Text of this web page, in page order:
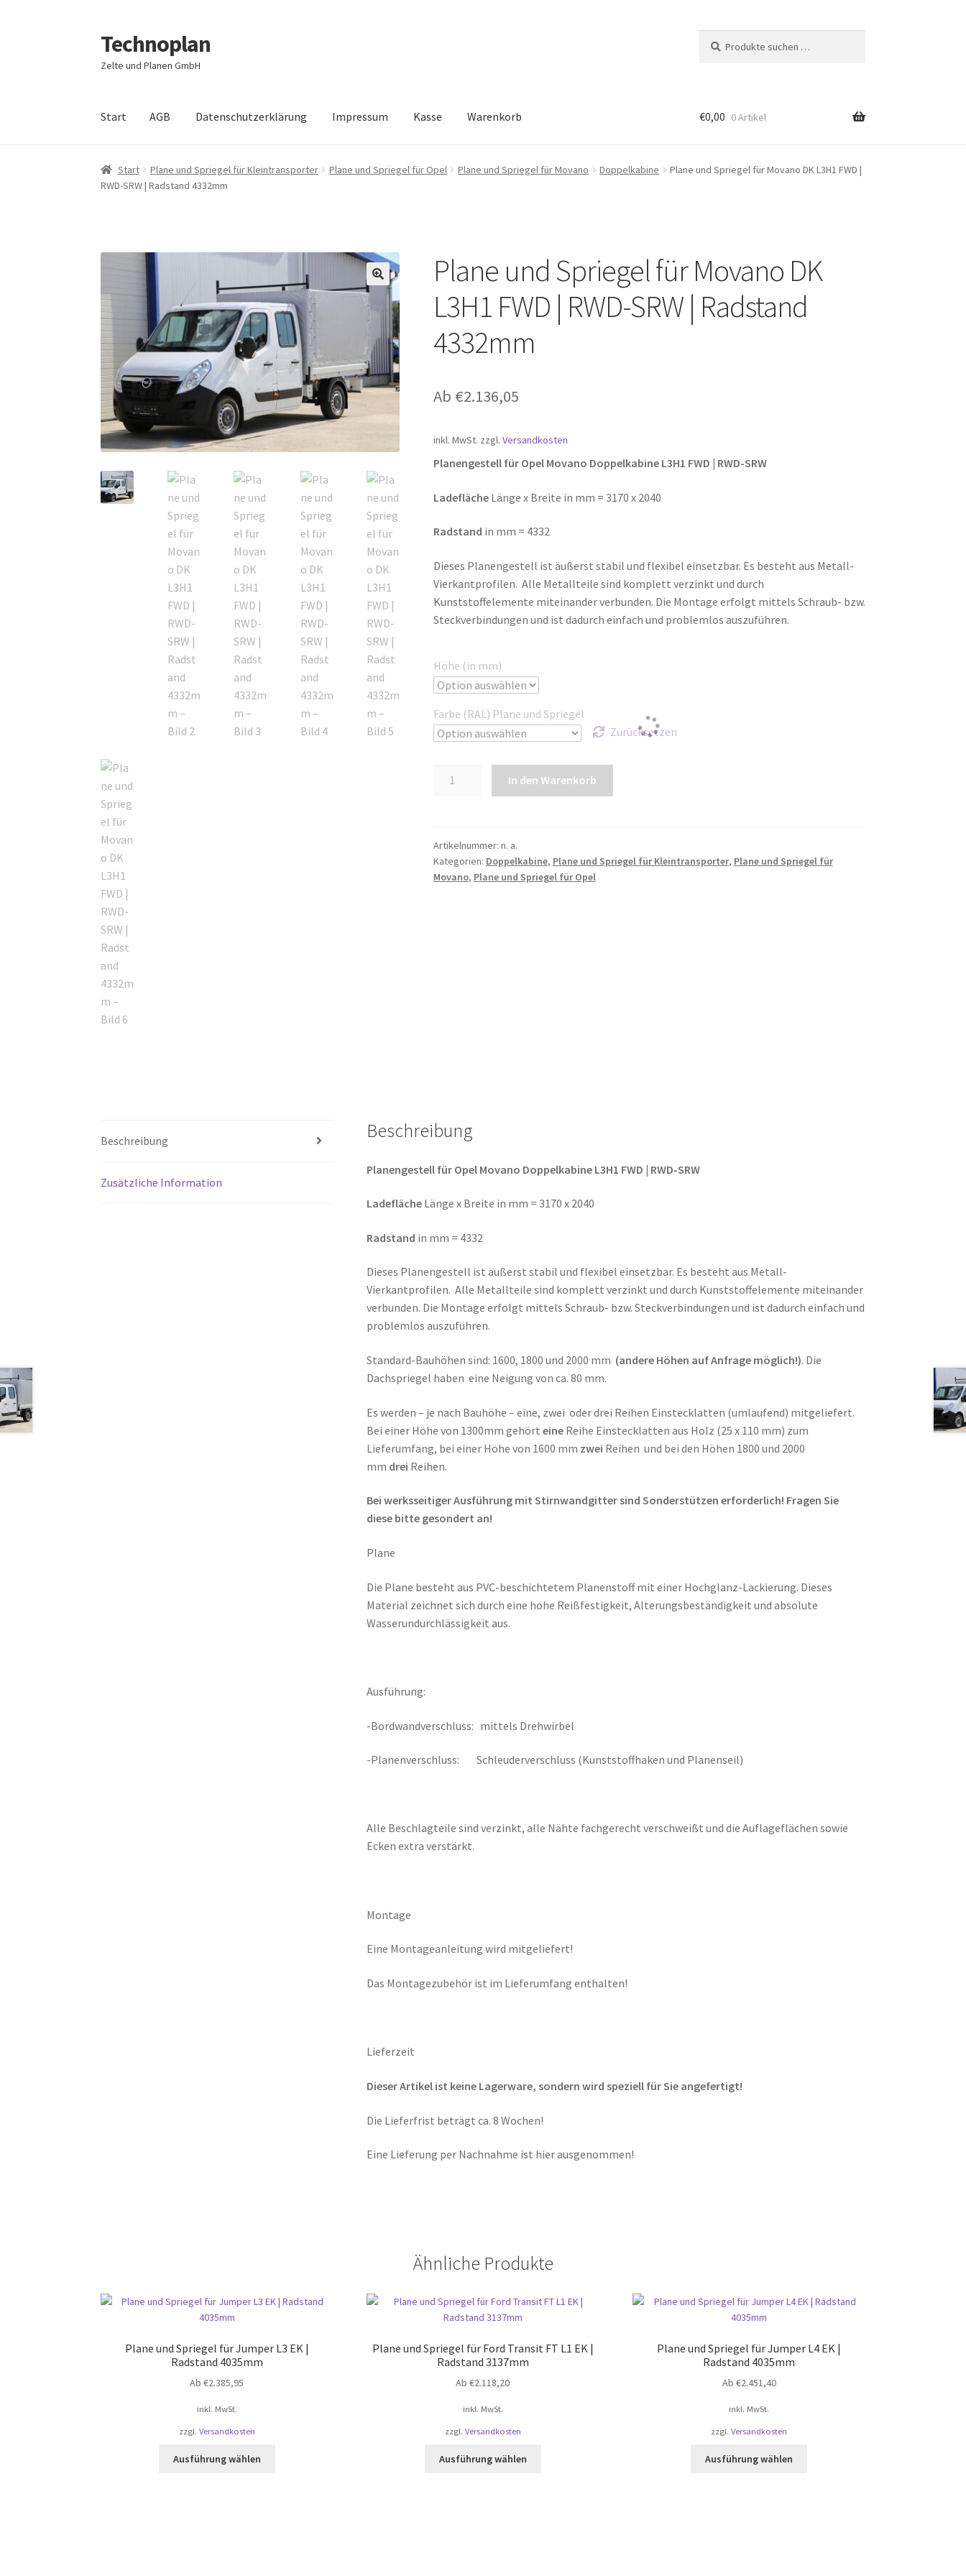
Zur
Navigation
springen
Zum
Inhalt
springen
Technoplan
Zelte und Planen GmbH
nach:
Start AGB Datenschutzerklärung Impressum Kasse Warenkorb
Start AGB Datenschutzerklärung Impressum Kasse Warenkorb
€0,00 0 Artikel
Start Plane und Spriegel für Kleintransporter Plane und Spriegel für Opel Plane und Spriegel für Movano Doppelkabine
Plane und Spriegel für Movano DK L3H1 FWD |
RWD-SRW | Radstand 4332mm
Plane und Spriegel für Movano DK
L3H1 FWD | RWD-SRW | Radstand
4332mm
Ab €2.136,05
inkl. MwSt. zzgl. Versandkosten
Planengestell für Opel Movano Doppelkabine L3H1 FWD | RWD-SRW
LadeflächeLänge x Breite in mm = 3170 x 2040
Radstand in mm = 4332
Dieses Planengestell ist äußerst stabil und flexibel einsetzbar. Es besteht aus Metall-
Vierkantprofilen. Alle Metallteile sind komplett verzinkt und durch
Kunststoffelemente miteinander verbunden. Die Montage erfolgt mittels Schraub- bzw.
Steckverbindungen und ist dadurch einfach und problemlos auszuführen.
Höhe (in mm)
Farbe (RAL) Plane und Spriegel
Zurücksetzen
Movano
DK
L3H1
In den Warenkorb
Artikelnummer: n. a.
Kategorien: Doppelkabine, Plane und Spriegel für Kleintransporter, Plane und Spriegel für
Movano, Plane und Spriegel für Opel
Beschreibung
Zusätzliche Information
Beschreibung
Planengestell für Opel Movano Doppelkabine L3H1 FWD | RWD-SRW
Ladefläche Länge x Breite in mm = 3170 x 2040
Radstand in mm = 4332
Dieses Planengestell ist äußerst stabil und flexibel einsetzbar. Es besteht aus Metall-
Vierkantprofilen. Alle Metallteile sind komplett verzinkt und durch Kunststoffelemente miteinander
verbunden. Die Montage erfolgt mittels Schraub- bzw. Steckverbindungen und ist dadurch einfach und
problemlos auszuführen.
Standard-Bauhöhen sind: 1600, 1800 und 2000 mm (andere Höhen auf Anfrage möglich!). Die
Dachspriegel haben eine Neigung von ca. 80 mm.
Es werden – je nach Bauhöhe – eine, zwei oder drei Reihen Einstecklatten (umlaufend) mitgeliefert.
Bei einer Höhe von 1300mm gehörteine Reihe Einstecklatten aus Holz (25 x 110 mm) zum
Lieferumfang, bei einer Höhe von 1600 mm zwei Reihen und bei den Höhen 1800 und 2000
mm drei Reihen.
Bei werksseitiger Ausführung mit Stirnwandgitter sind Sonderstützen erforderlich! Fragen Sie
diese bitte gesondert an!
Plane
Die Plane besteht aus PVC-beschichtetem Planenstoff mit einer Hochglanz-Lackierung. Dieses
Material zeichnet sich durch eine hohe Reißfestigkeit, Alterungsbeständigkeit und absolute
Wasserundurchlässigkeit aus.
Ausführung:
-Bordwandverschluss: mittels Drehwirbel
-Planenverschluss: Schleuderverschluss (Kunststoffhaken und Planenseil)
Alle Beschlagteile sind verzinkt, alle Nähte fachgerecht verschweißt und die Auflageflächen sowie
Ecken extra verstärkt.
Montage
Eine Montageanleitung wird mitgeliefert!
Das Montagezubehör ist im Lieferumfang enthalten!
Lieferzeit
Dieser Artikel ist keine Lagerware, sondern wird speziell für Sie angefertigt!
Die Lieferfrist beträgt ca. 8 Wochen!
Eine Lieferung per Nachnahme ist hier ausgenommen!
Ähnliche Produkte
Plane und Spriegel für Jumper L3 EK |
Radstand 4035mm
Ab €2.385,95
inkl. MwSt.
zzgl. Versandkosten
Ausführung wählen
Plane und Spriegel für Ford Transit FT L1 EK |
Radstand 3137mm
Ab €2.118,20
inkl. MwSt.
zzgl. Versandkosten
Ausführung wählen
Plane und Spriegel für Jumper L4 EK |
Radstand 4035mm
Ab €2.451,40
inkl. MwSt.
zzgl.Versandkosten
Ausführung wählen